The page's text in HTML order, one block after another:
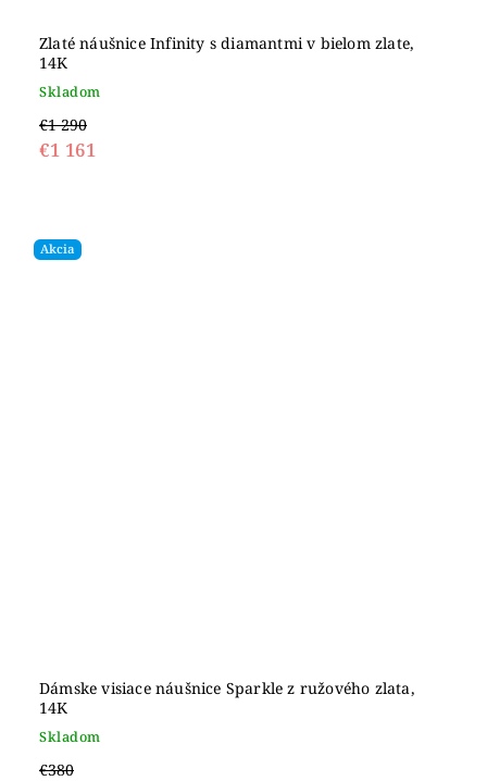
Zlaté náušnice Infinity s diamantmi v bielom zlate,
14K
Skladom
€1 290
€1 161
Akcia
Dámske visiace náušnice Sparkle z ružového zlata,
14K
Skladom
€380